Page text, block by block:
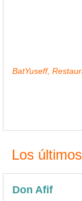
BatYuseff,
Los
Don Afif